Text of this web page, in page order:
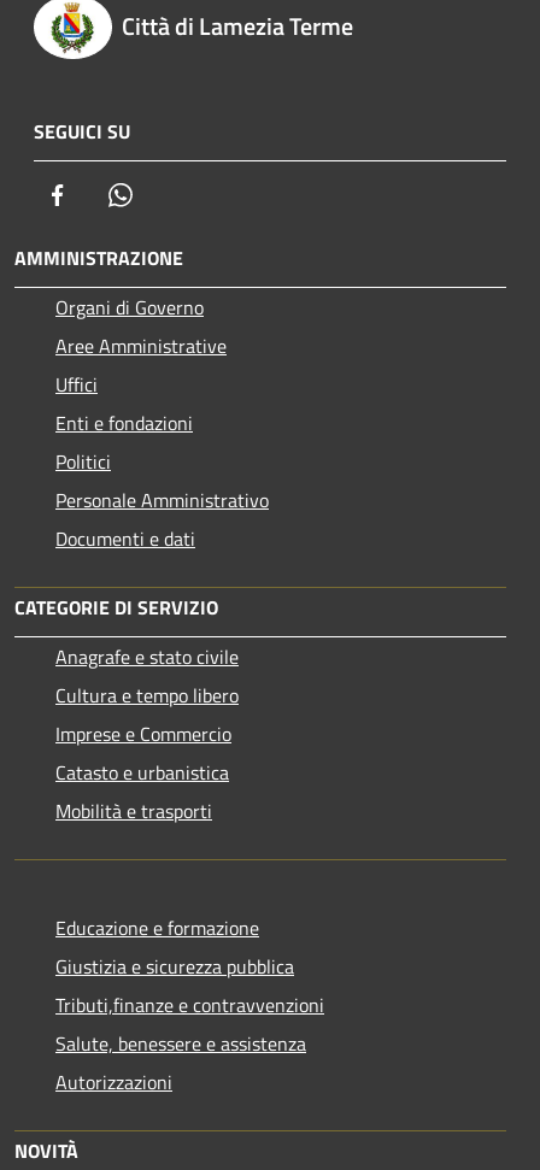
Città di Lamezia Terme
SEGUICI SU
Facebook
AMMINISTRAZIONE
Organi di Governo
Aree Amministrative
Uffici
Enti e fondazioni
Politici
Personale Amministrativo
Documenti e dati
CATEGORIE DI SERVIZIO
Anagrafe e stato civile
Cultura e tempo libero
Imprese e Commercio
Catasto e urbanistica
Mobilità e trasporti
Educazione e formazione
Giustizia e sicurezza pubblica
Tributi,finanze e contravvenzioni
Salute, benessere e assistenza
Autorizzazioni
NOVITÀ